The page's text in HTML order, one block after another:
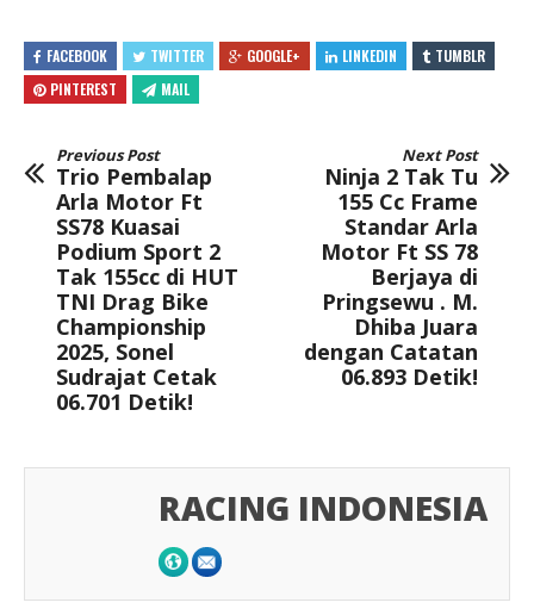
FACEBOOK TWITTER GOOGLE+ LINKEDIN
TUMBLR
PINTEREST
MAIL
Previous Post
Trio Pembalap
Arla Motor Ft
SS78 Kuasai
Podium Sport 2
Tak 155cc di HUT
TNI Drag Bike
Championship
2025, Sonel
Sudrajat Cetak
06.701 Detik!
Next Post
Ninja 2 Tak Tu
155 Cc Frame
Standar Arla
Motor Ft SS 78
Berjaya di
Pringsewu . M.
Dhiba Juara
dengan Catatan
06.893 Detik!
RACING INDONESIA